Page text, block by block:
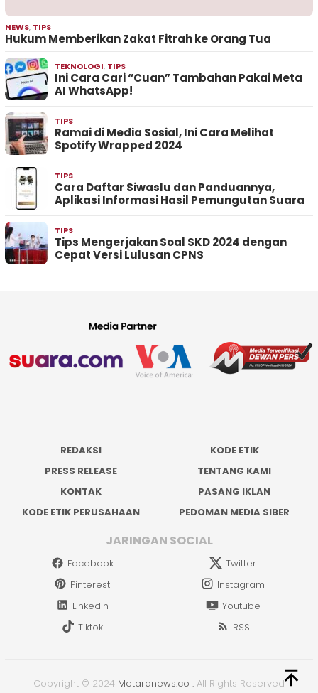
NEWS, TIPS
Hukum Memberikan Zakat Fitrah ke Orang Tua
TEKNOLOGI, TIPS
Ini Cara Cari “Cuan” Tambahan Pakai Meta
AI WhatsApp!
TIPS
Ramai di Media Sosial, Ini Cara Melihat
Spotify Wrapped 2024
TIPS
Cara Daftar Siwaslu dan Panduannya,
Aplikasi Informasi Hasil Pemungutan Suara
TIPS
Tips Mengerjakan Soal SKD 2024 dengan
Cepat Versi Lulusan CPNS
REDAKSI
KODE ETIK
PRESS RELEASE
TENTANG KAMI
KONTAK
PASANG IKLAN
KODE ETIK PERUSAHAAN
PEDOMAN MEDIA SIBER
JARINGAN SOCIAL
Facebook
Twitter
Pinterest
Instagram
Linkedin
Youtube
Tiktok
RSS
Copyright © 2024 Metaranews.co . All Rights Reserved